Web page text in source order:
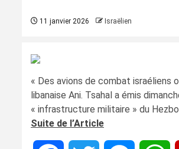
11 janvier 2026 Israëlien
« Des avions de combat israéliens
libanaise Ani. Tsahal a émis
« infrastructure militaire » du
Suite de l’Article